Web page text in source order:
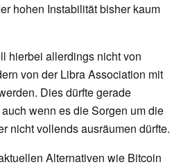
hohen Instabilität bisher kaum
hierbei allerdings nicht von
von der Libra Association mit
Dies dürfte gerade
wenn es die Sorgen um die
nicht vollends ausräumen dürfte.
Alternativen wie Bitcoin